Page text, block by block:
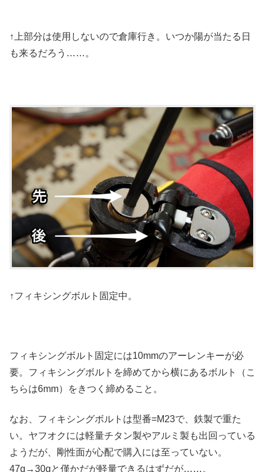
↑上部分は使用しないので倉庫行き。いつか陽が当たる日
も来るだろう……。
↑フィキシングボルト固定中。
フィキシングボルト固定には10mmのアーレンキーが必
要。フィキシングボルトを締めてから横にあるボルト（こ
ちらは6mm）をきつく締めること。
なお、フィキシングボルトは型番=M23で、鉄製で重た
い。ヤフオクには軽量チタン製やアルミ製も出回っている
ようだが、剛性面が心配で購入には至っていない。
47g→30gと僅かだが軽量できるはずだが……。